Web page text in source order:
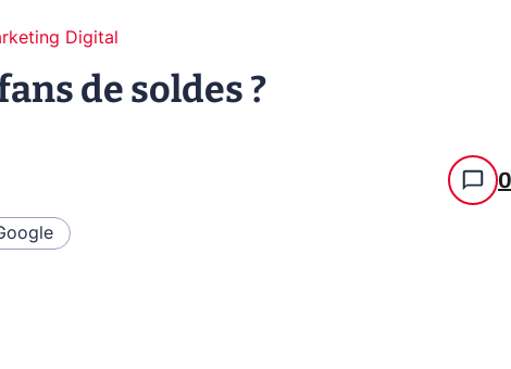
Digital
de soldes ?
0